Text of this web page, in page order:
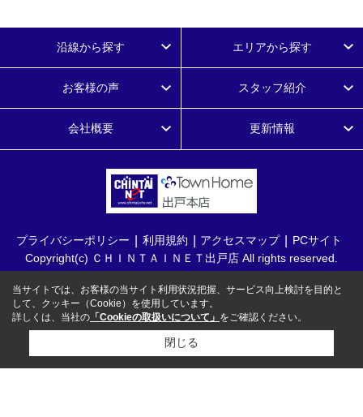
沿線から探す エリアから探す
お客様の声 スタッフ紹介
会社概要 更新情報
プライバシーポリシー 利用規約 アクセスマップ
PCサイト
Copyright(c) ＣＨＩＮＴＡＩＮＥＴ出戸店 All rights reserved.
当サイトでは、お客様の当サイト利用状況把握、サービス向上検討を目的と
して、クッキー（Cookie）を使用しています。
詳しくは、当社の 「Cookieの取扱いについて」 をご確認ください。
閉じる